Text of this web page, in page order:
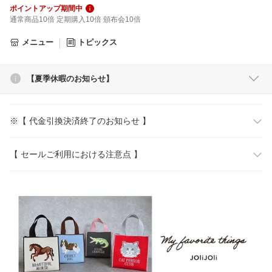
ポイントアップ期間中
通常商品10倍 定期購入10倍 頒布会10倍
メニュー トピックス
【夏季休暇のお知らせ】
※【 代金引換決済終了のお知らせ 】
【 セールご利用における注意点 】